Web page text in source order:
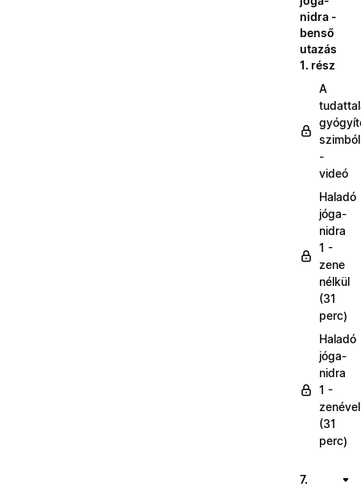
nidra -
benső
utazás
1. rész
A
-
videó
Haladó
jóga-
nidra
1 -
zene
nélkül
(31
perc)
Haladó
jóga-
nidra
1 -
zenével
(31
perc)
7.